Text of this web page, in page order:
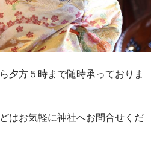
夕方５時まで随時承っておりま
はお気軽に神社へお問合せくだ